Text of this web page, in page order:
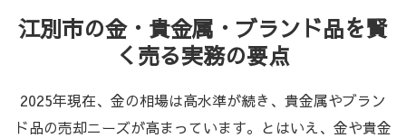
江別市の金・貴金属・ブランド品を賢
く売る実務の要点
2025年現在、金の相場は高水準が続き、貴金属やブラン
ド品の売却ニーズが高まっています。とはいえ、金や貴金